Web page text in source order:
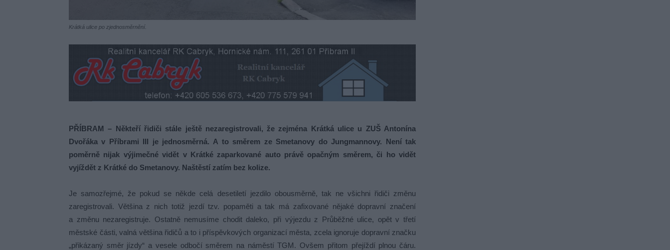
Krátká ulice po zjednosměrnění.
PŘÍBRAM – Někteří řidiči stále ještě nezaregistrovali, že zejména Krátká ulice u ZUŠ Antonína
Dvořáka v Příbrami III je jednosměrná. A to směrem ze Smetanovy do Jungmannovy. Není tak
poměrně nijak výjimečné vidět v Krátké zaparkované auto právě opačným směrem, či ho vidět
vyjíždět z Krátké do Smetanovy. Naštěstí zatím bez kolize.
Je samozřejmé, že pokud se někde celá desetiletí jezdilo obousměrně, tak ne všichni řidiči změnu
zaregistrovali. Většina z nich totiž jezdí tzv. popaměti a tak má zafixované nějaké dopravní značení
a změnu nezaregistruje. Ostatně nemusíme chodit daleko, při výjezdu z Průběžné ulice, opět v třetí
městské části, valná většina řidičů a to i příspěvkových organizací města, zcela ignoruje dopravní značku
„přikázaný směr jízdy“ a vesele odbočí směrem na náměstí TGM. Ovšem přitom přejíždí plnou čáru.